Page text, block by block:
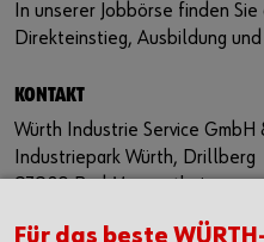
In unserer Jobbörse finden
Direkteinstieg, Ausbildung und
KONTAKT
Würth Industrie Service GmbH
Industriepark Würth, Drillberg
97980 Bad Mergentheim
Für das beste